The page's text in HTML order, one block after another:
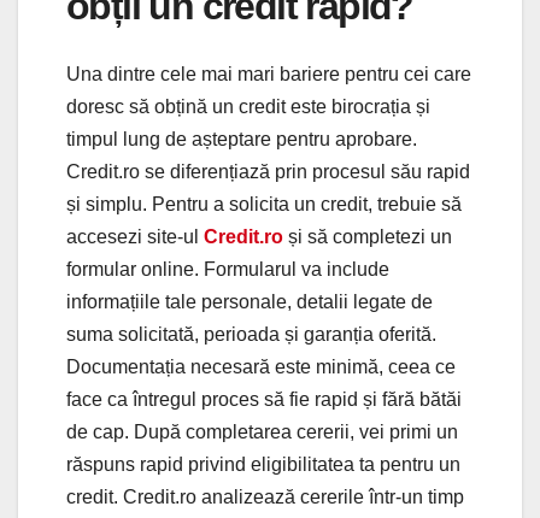
Una dintre cele mai mari bariere pentru cei care
doresc să obțină un credit este birocrația și
timpul lung de așteptare pentru aprobare.
Credit.ro se diferențiază prin procesul său rapid
și simplu. Pentru a solicita un credit, trebuie să
accesezi site-ul Credit.ro și să completezi un
formular online. Formularul va include
informațiile tale personale, detalii legate de
suma solicitată, perioada și garanția oferită.
Documentația necesară este minimă, ceea ce
face ca întregul proces să fie rapid și fără bătăi
de cap. După completarea cererii, vei primi un
răspuns rapid privind eligibilitatea ta pentru un
credit. Credit.ro analizează cererile într-un timp